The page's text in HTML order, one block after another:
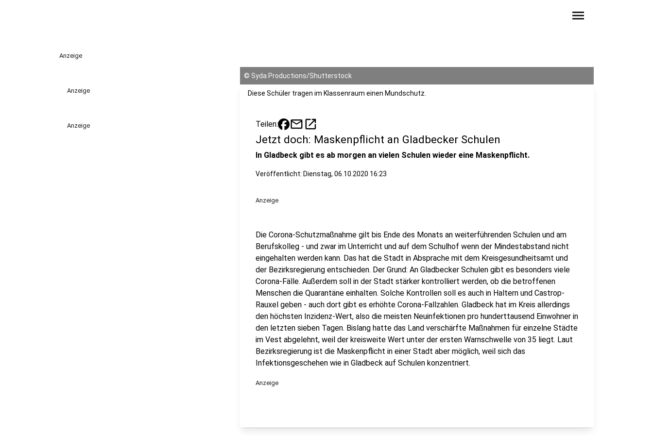
menu
Anzeige
Anzeige
Anzeige
© Syda Productions/Shutterstock
Diese Schüler tragen im Klassenraum einen Mundschutz.
Teilen: mailopen_in_new
Jetzt doch: Maskenpflicht an Gladbecker Schulen
In Gladbeck gibt es ab morgen an vielen Schulen wieder eine Maskenpflicht.
Veröffentlicht: Dienstag, 06.10.2020 16:23
Anzeige
Die Corona-Schutzmaßnahme gilt bis Ende des Monats an weiterführenden Schulen und am
Berufskolleg - und zwar im Unterricht und auf dem Schulhof wenn der Mindestabstand nicht
eingehalten werden kann. Das hat die Stadt in Absprache mit dem Kreisgesundheitsamt und
der Bezirksregierung entschieden. Der Grund: An Gladbecker Schulen gibt es besonders viele
Corona-Fälle. Außerdem soll in der Stadt stärker kontrolliert werden, ob die betroffenen
Menschen die Quarantäne einhalten. Solche Kontrollen soll es auch in Haltern und Castrop-
Rauxel geben - auch dort gibt es erhöhte Corona-Fallzahlen. Gladbeck hat im Kreis allerdings
den höchsten Inzidenz-Wert, also die meisten Neuinfektionen pro hunderttausend Einwohner in
den letzten sieben Tagen. Bislang hatte das Land verschärfte Maßnahmen für einzelne Städte
im Vest abgelehnt, weil der kreisweite Wert unter der ersten Warnschwelle von 35 liegt. Laut
Bezirksregierung ist die Maskenpflicht in einer Stadt aber möglich, weil sich das
Infektionsgeschehen wie in Gladbeck auf Schulen konzentriert.
Anzeige